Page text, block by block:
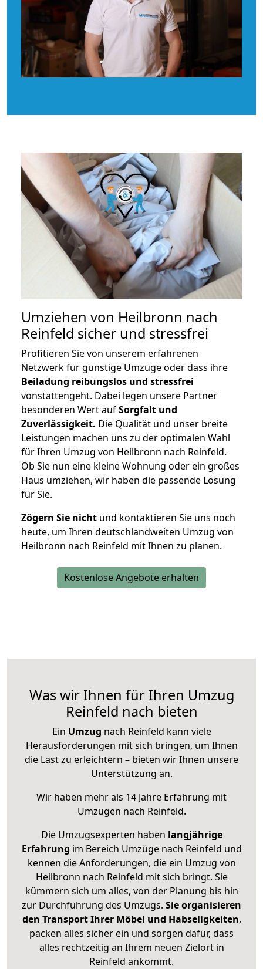
Umziehen von Heilbronn nach
Reinfeld sicher und stressfrei
Profitieren Sie von unserem erfahrenen
Netzwerk für günstige Umzüge oder dass ihre
Beiladung reibungslos und stressfrei
vonstattengeht. Dabei legen unsere Partner
besonderen Wert aufSorgfalt und
Zuverlässigkeit. Die Qualität und unser breite
Leistungen machen uns zu der optimalen Wahl
für Ihren Umzug von Heilbronn nach Reinfeld.
Ob Sie nun eine kleine Wohnung oder ein großes
Haus umziehen, wir haben die passende Lösung
für Sie.
Zögern Sie nicht und kontaktieren Sie uns noch
heute, um Ihren deutschlandweiten Umzug von
Heilbronn nach Reinfeld mit Ihnen zu planen.
Kostenlose Angebote erhalten
Was wir Ihnen für Ihren Umzug
Reinfeld nach bieten
Ein Umzug nach Reinfeld kann viele
Herausforderungen mit sich bringen, um Ihnen
die Last zu erleichtern – bieten wir Ihnen unsere
Unterstützung an.
Wir haben mehr als 14 Jahre Erfahrung mit
Umzügen nach Reinfeld.
Die Umzugsexperten haben langjährige
Erfahrung im Bereich Umzüge nach Reinfeld und
kennen die Anforderungen, die ein Umzug von
Heilbronn nach Reinfeld mit sich bringt. Sie
kümmern sich um alles, von der Planung bis hin
zur Durchführung des Umzugs. Sie organisieren
den Transport Ihrer Möbel und Habseligkeiten,
packen alles sicher ein und sorgen dafür, dass
alles rechtzeitig an Ihrem neuen Zielort in
Reinfeld ankommt.